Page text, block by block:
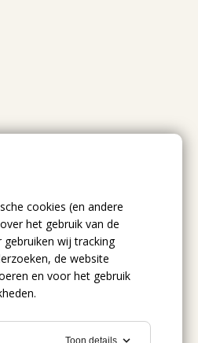
cookies (en andere
het gebruik van de
gebruiken wij tracking
de website
en voor het gebruik
Toon details